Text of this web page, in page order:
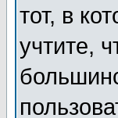
тот, в
учтите,